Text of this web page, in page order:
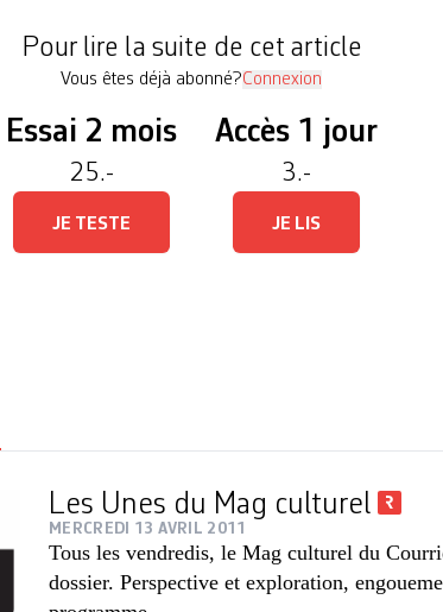
Pour lire la suite de cet article
Vous êtes déjà abonné?Connexion
Essai 2 mois
25.-
JE TESTE
Accès 1 jour
3.-
JE LIS
Les Unes du Mag culturel
MERCREDI 13 AVRIL 2011
Tous les vendredis, le Mag culturel du
dossier. Perspective et exploration,